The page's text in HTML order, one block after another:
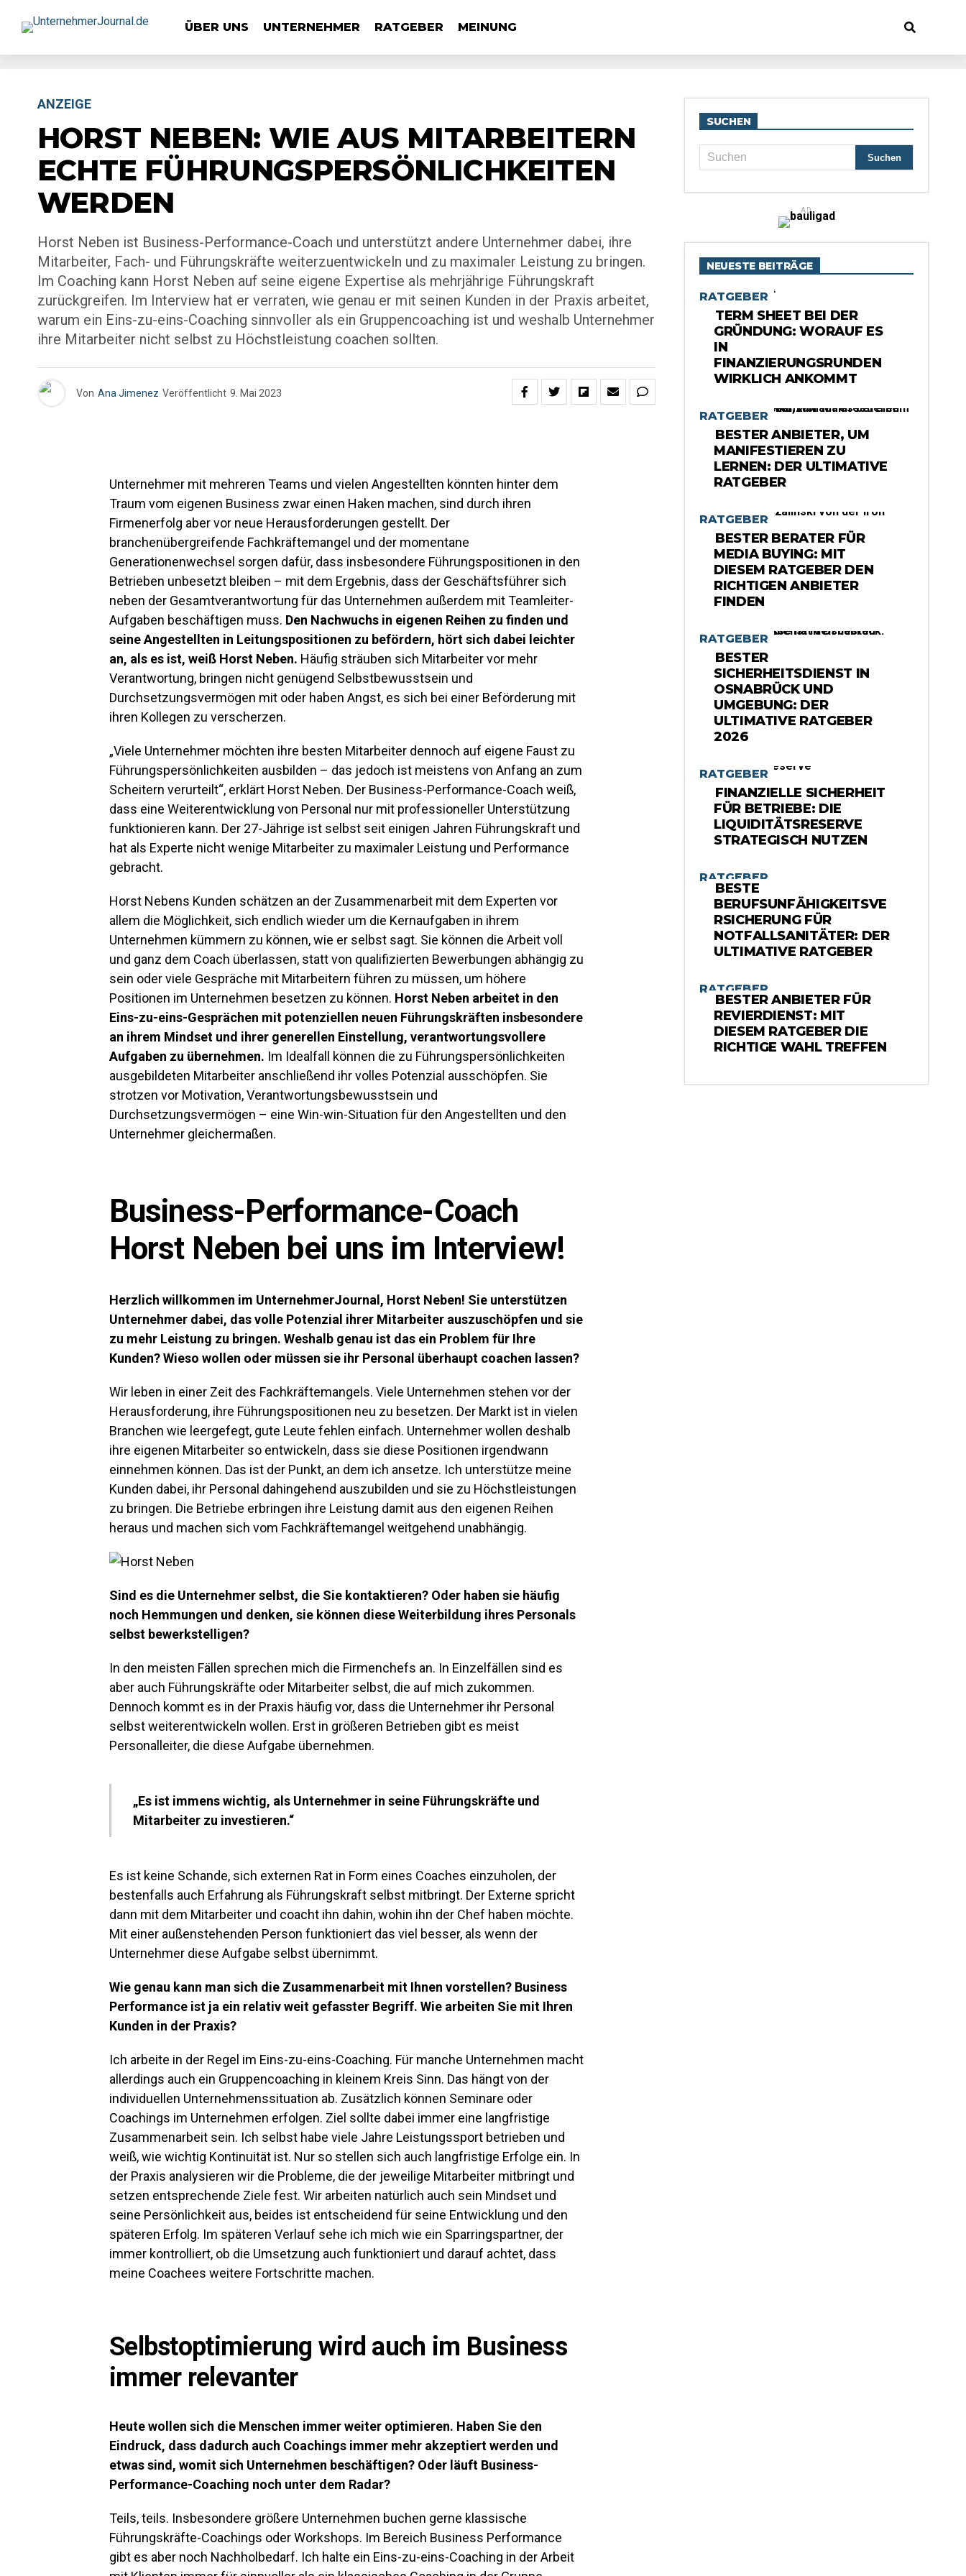
ÜBER UNS UNTERNEHMER RATGEBER MEINUNG
ANZEIGE
HORST NEBEN: WIE AUS MITARBEITERN
ECHTE FÜHRUNGSPERSÖNLICHKEITEN
WERDEN
Horst Neben ist Business-Performance-Coach und unterstützt andere Unternehmer dabei, ihre
Mitarbeiter, Fach- und Führungskräfte weiterzuentwickeln und zu maximaler Leistung zu bringen.
Im Coaching kann Horst Neben auf seine eigene Expertise als mehrjährige Führungskraft
zurückgreifen. Im Interview hat er verraten, wie genau er mit seinen Kunden in der Praxis arbeitet,
warum ein Eins-zu-eins-Coaching sinnvoller als ein Gruppencoaching ist und weshalb Unternehmer
ihre Mitarbeiter nicht selbst zu Höchstleistung coachen sollten.
Von Ana Jimenez Veröffentlicht 9. Mai 2023
Unternehmer mit mehreren Teams und vielen Angestellten könnten hinter dem
Traum vom eigenen Business zwar einen Haken machen, sind durch ihren
Firmenerfolg aber vor neue Herausforderungen gestellt. Der
branchenübergreifende Fachkräftemangel und der momentane
Generationenwechsel sorgen dafür, dass insbesondere Führungspositionen in den
Betrieben unbesetzt bleiben – mit dem Ergebnis, dass der Geschäftsführer sich
neben der Gesamtverantwortung für das Unternehmen außerdem mit Teamleiter-
Aufgaben beschäftigen muss. Den Nachwuchs in eigenen Reihen zu finden und
seine Angestellten in Leitungspositionen zu befördern, hört sich dabei leichter
an, als es ist, weiß Horst Neben. Häufig sträuben sich Mitarbeiter vor mehr
Verantwortung, bringen nicht genügend Selbstbewusstsein und
Durchsetzungsvermögen mit oder haben Angst, es sich bei einer Beförderung mit
ihren Kollegen zu verscherzen.
„Viele Unternehmer möchten ihre besten Mitarbeiter dennoch auf eigene Faust zu
Führungspersönlichkeiten ausbilden – das jedoch ist meistens von Anfang an zum
Scheitern verurteilt“, erklärt Horst Neben. Der Business-Performance-Coach weiß,
dass eine Weiterentwicklung von Personal nur mit professioneller Unterstützung
funktionieren kann. Der 27-Jährige ist selbst seit einigen Jahren Führungskraft und
hat als Experte nicht wenige Mitarbeiter zu maximaler Leistung und Performance
gebracht.
Horst Nebens Kunden schätzen an der Zusammenarbeit mit dem Experten vor
allem die Möglichkeit, sich endlich wieder um die Kernaufgaben in ihrem
Unternehmen kümmern zu können, wie er selbst sagt. Sie können die Arbeit voll
und ganz dem Coach überlassen, statt von qualifizierten Bewerbungen abhängig zu
sein oder viele Gespräche mit Mitarbeitern führen zu müssen, um höhere
Positionen im Unternehmen besetzen zu können. Horst Neben arbeitet in den
Eins-zu-eins-Gesprächen mit potenziellen neuen Führungskräften insbesondere
an ihrem Mindset und ihrer generellen Einstellung, verantwortungsvollere
Aufgaben zu übernehmen. Im Idealfall können die zu Führungspersönlichkeiten
ausgebildeten Mitarbeiter anschließend ihr volles Potenzial ausschöpfen. Sie
strotzen vor Motivation, Verantwortungsbewusstsein und
Durchsetzungsvermögen – eine Win-win-Situation für den Angestellten und den
Unternehmer gleichermaßen.
Business-Performance-Coach
Horst Neben bei uns im Interview!
Herzlich willkommen im UnternehmerJournal, Horst Neben! Sie unterstützen
Unternehmer dabei, das volle Potenzial ihrer Mitarbeiter auszuschöpfen und sie
zu mehr Leistung zu bringen. Weshalb genau ist das ein Problem für Ihre
Kunden? Wieso wollen oder müssen sie ihr Personal überhaupt coachen lassen?
Wir leben in einer Zeit des Fachkräftemangels. Viele Unternehmen stehen vor der
Herausforderung, ihre Führungspositionen neu zu besetzen. Der Markt ist in vielen
Branchen wie leergefegt, gute Leute fehlen einfach. Unternehmer wollen deshalb
ihre eigenen Mitarbeiter so entwickeln, dass sie diese Positionen irgendwann
einnehmen können. Das ist der Punkt, an dem ich ansetze. Ich unterstütze meine
Kunden dabei, ihr Personal dahingehend auszubilden und sie zu Höchstleistungen
zu bringen. Die Betriebe erbringen ihre Leistung damit aus den eigenen Reihen
heraus und machen sich vom Fachkräftemangel weitgehend unabhängig.
Sind es die Unternehmer selbst, die Sie kontaktieren? Oder haben sie häufig
noch Hemmungen und denken, sie können diese Weiterbildung ihres Personals
selbst bewerkstelligen?
In den meisten Fällen sprechen mich die Firmenchefs an. In Einzelfällen sind es
aber auch Führungskräfte oder Mitarbeiter selbst, die auf mich zukommen.
Dennoch kommt es in der Praxis häufig vor, dass die Unternehmer ihr Personal
selbst weiterentwickeln wollen. Erst in größeren Betrieben gibt es meist
Personalleiter, die diese Aufgabe übernehmen.
„Es ist immens wichtig, als Unternehmer in seine Führungskräfte und
Mitarbeiter zu investieren.“
Es ist keine Schande, sich externen Rat in Form eines Coaches einzuholen, der
bestenfalls auch Erfahrung als Führungskraft selbst mitbringt. Der Externe spricht
dann mit dem Mitarbeiter und coacht ihn dahin, wohin ihn der Chef haben möchte.
Mit einer außenstehenden Person funktioniert das viel besser, als wenn der
Unternehmer diese Aufgabe selbst übernimmt.
Wie genau kann man sich die Zusammenarbeit mit Ihnen vorstellen? Business
Performance ist ja ein relativ weit gefasster Begriff. Wie arbeiten Sie mit Ihren
Kunden in der Praxis?
Ich arbeite in der Regel im Eins-zu-eins-Coaching. Für manche Unternehmen macht
allerdings auch ein Gruppencoaching in kleinem Kreis Sinn. Das hängt von der
individuellen Unternehmenssituation ab. Zusätzlich können Seminare oder
Coachings im Unternehmen erfolgen. Ziel sollte dabei immer eine langfristige
Zusammenarbeit sein. Ich selbst habe viele Jahre Leistungssport betrieben und
weiß, wie wichtig Kontinuität ist. Nur so stellen sich auch langfristige Erfolge ein. In
der Praxis analysieren wir die Probleme, die der jeweilige Mitarbeiter mitbringt und
setzen entsprechende Ziele fest. Wir arbeiten natürlich auch sein Mindset und
seine Persönlichkeit aus, beides ist entscheidend für seine Entwicklung und den
späteren Erfolg. Im späteren Verlauf sehe ich mich wie ein Sparringspartner, der
immer kontrolliert, ob die Umsetzung auch funktioniert und darauf achtet, dass
meine Coachees weitere Fortschritte machen.
Selbstoptimierung wird auch im Business
immer relevanter
Heute wollen sich die Menschen immer weiter optimieren. Haben Sie den
Eindruck, dass dadurch auch Coachings immer mehr akzeptiert werden und
etwas sind, womit sich Unternehmen beschäftigen? Oder läuft Business-
Performance-Coaching noch unter dem Radar?
Teils, teils. Insbesondere größere Unternehmen buchen gerne klassische
Führungskräfte-Coachings oder Workshops. Im Bereich Business Performance
gibt es aber noch Nachholbedarf. Ich halte ein Eins-zu-eins-Coaching in der Arbeit
SUCHEN
AD
NEUESTE BEITRÄGE
RATGEBER
TERM SHEET BEI DER
GRÜNDUNG: WORAUF ES
IN
FINANZIERUNGSRUNDEN
WIRKLICH ANKOMMT
RATGEBER
BESTER ANBIETER, UM
MANIFESTIEREN ZU
LERNEN: DER ULTIMATIVE
RATGEBER
RATGEBER
BESTER BERATER FÜR
MEDIA BUYING: MIT
DIESEM RATGEBER DEN
RICHTIGEN ANBIETER
FINDEN
RATGEBER
BESTER
SICHERHEITSDIENST IN
OSNABRÜCK UND
UMGEBUNG: DER
ULTIMATIVE RATGEBER
2026
RATGEBER
FINANZIELLE SICHERHEIT
FÜR BETRIEBE: DIE
LIQUIDITÄTSRESERVE
STRATEGISCH NUTZEN
RATGEBER
BESTE
BERUFSUNFÄHIGKEITSVE
RSICHERUNG FÜR
NOTFALLSANITÄTER: DER
ULTIMATIVE RATGEBER
RATGEBER
BESTER ANBIETER FÜR
REVIERDIENST: MIT
DIESEM RATGEBER DIE
RICHTIGE WAHL TREFFEN